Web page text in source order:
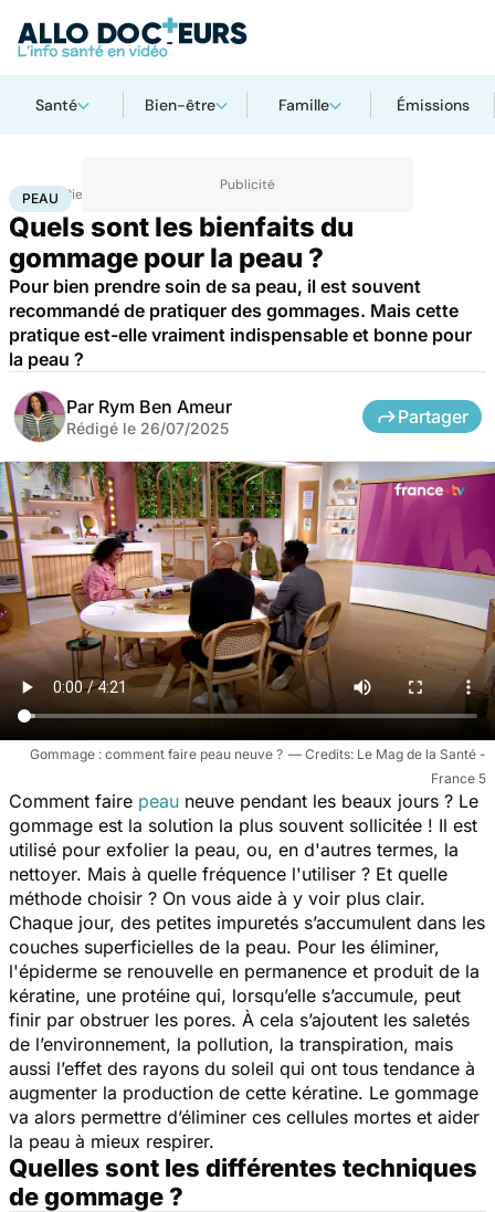
Santé Bien-être Famille Émissions
Accueil Bien-être
PEAU
Quels sont les bienfaits du
gommage pour la peau ?
Pour bien prendre soin de sa peau, il est souvent
recommandé de pratiquer des gommages. Mais cette
pratique est-elle vraiment indispensable et bonne pour
la peau ?
Par Rym Ben Ameur
Rédigé le 26/07/2025
Partager
Gommage : comment faire peau neuve ?
Le Mag de la Santé -
France 5
Comment faire peau neuve pendant les beaux jours ? Le
gommage est la solution la plus souvent sollicitée ! Il est
utilisé pour exfolier la peau, ou, en d'autres termes, la
nettoyer. Mais à quelle fréquence l'utiliser ? Et quelle
méthode choisir ? On vous aide à y voir plus clair.
Chaque jour, des petites impuretés s’accumulent dans les
couches superficielles de la peau. Pour les éliminer,
l'épiderme se renouvelle en permanence et produit de la
kératine, une protéine qui, lorsqu’elle s’accumule, peut
finir par obstruer les pores. À cela s’ajoutent les saletés
de l’environnement, la pollution, la transpiration, mais
aussi l’effet des rayons du soleil qui ont tous tendance à
augmenter la production de cette kératine. Le gommage
va alors permettre d’éliminer ces cellules mortes et aider
la peau à mieux respirer.
Quelles sont les différentes techniques
de gommage ?